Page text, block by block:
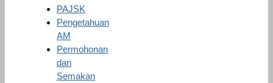
PAJSK
Pengetahuan
AM
Permohonan
dan
Semakan